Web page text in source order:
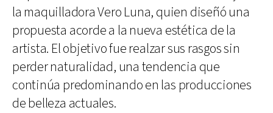
la maquilladora Vero Luna, quien diseñó una
propuesta acorde a la nueva estética de la
artista. El objetivo fue realzar sus rasgos sin
perder naturalidad, una tendencia que
continúa predominando en las producciones
de belleza actuales.